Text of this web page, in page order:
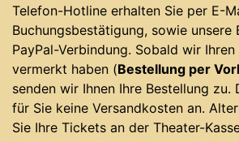
Telefon-Hotline erhalten Sie per E-
Buchungsbestätigung, sowie unsere
PayPal-Verbindung. Sobald wir
vermerkt haben (Bestellung per
senden wir Ihnen Ihre Bestellung zu.
für Sie keine Versandkosten an.
Sie Ihre Tickets an der Theater-